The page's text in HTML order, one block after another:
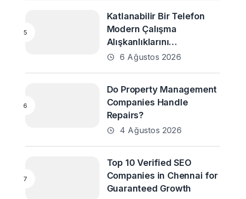
Katlanabilir Bir Telefon
Modern Çalışma
Alışkanlıklarını
Destekleyebilir mi?
6 Ağustos 2026
Do Property Management
Companies Handle
Repairs?
4 Ağustos 2026
Top 10 Verified SEO
Companies in Chennai for
Guaranteed Growth